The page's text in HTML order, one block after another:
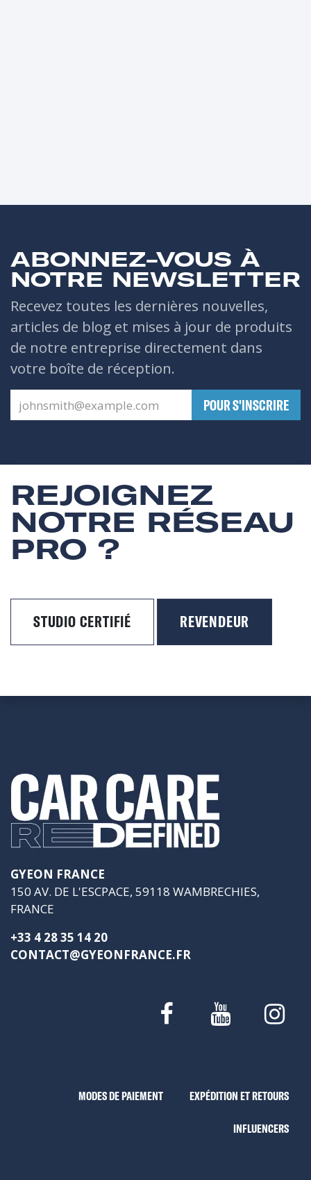
ABONNEZ-VOUS À
NOTRE NEWSLETTER
Recevez toutes les dernières nouvelles,
articles de blog et mises à jour de produits
de notre entreprise directement dans
votre boîte de réception.
​POUR S'INSCRIRE
REJOIGNEZ
NOTRE RÉSEAU
PRO ?
STUDIO CERTIFIÉ REVENDEUR
GYEON FRANCE
150 AV. DE L'ESCPACE, 59118 WAMBRECHIES,
FRANCE
+33 4 28 35 14 20
CONTACT@GYEONFRANCE.FR
MODES DE PAIEMENT EXPÉDITION ET RETOURS
INFLUENCERS